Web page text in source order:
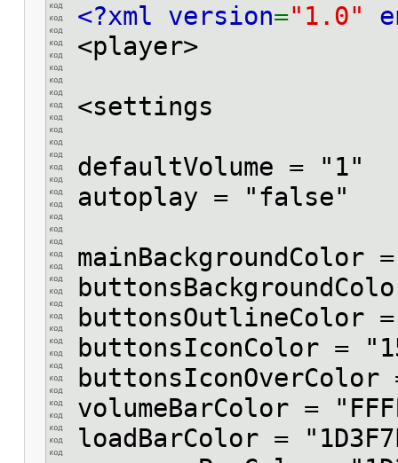
<?xml version="1.0"
<player>
<settings
defaultVolume = "1"
autoplay = "false"
mainBackgroundColor
buttonsOutlineColor =
buttonsIconColor =
volumeBarColor =
loadBarColor =